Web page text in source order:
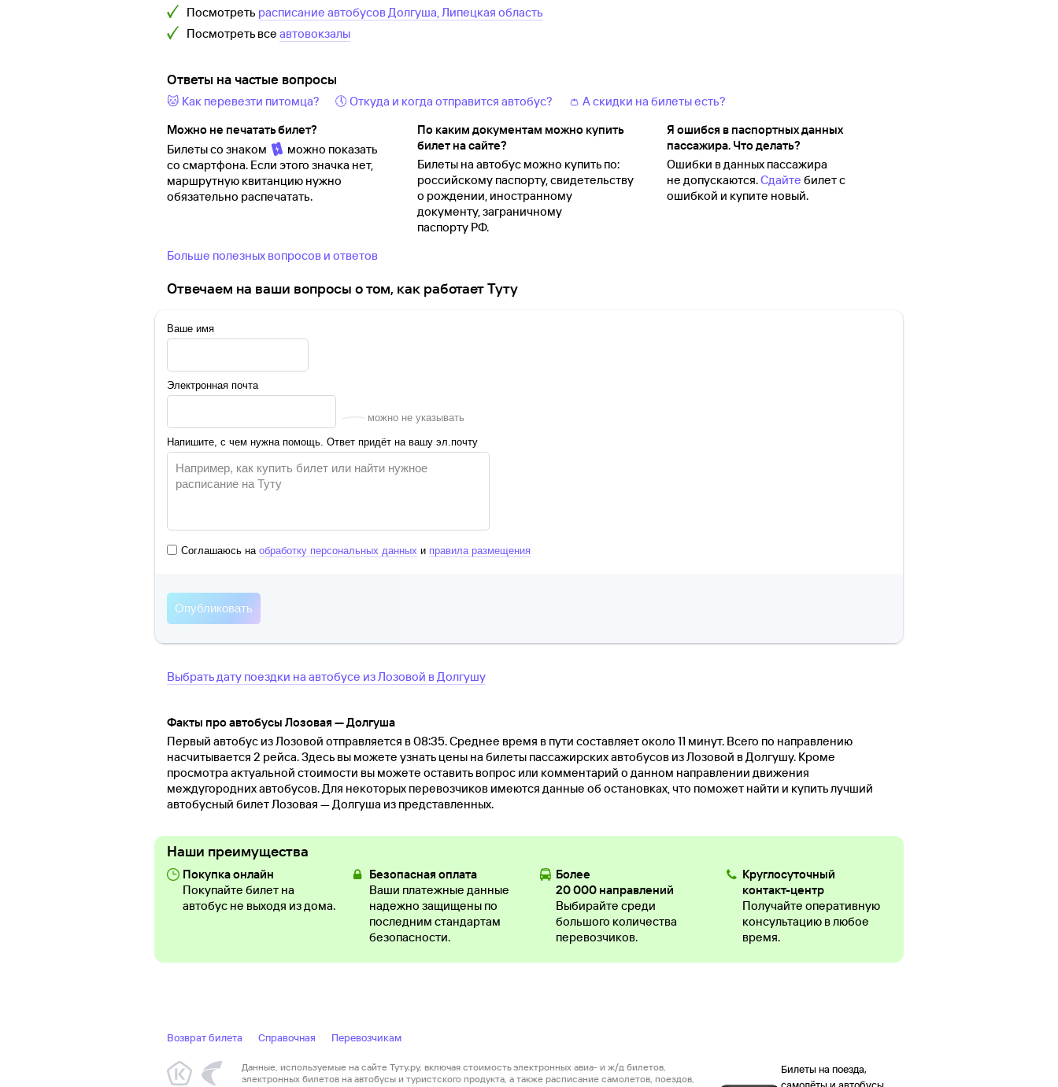
Посмотреть расписание автобусовДолгуша, Липецкая область
Посмотреть все автовокзалы
Ответы на частые вопросы
🐱 Как перевезти питомца? 🕔 Откуда и когда отправится автобус?
👛 А скидки на билеты есть?
Можно не печатать билет?
Билеты со знаком
можно показать
со смартфона. Если этого значка нет,
маршрутную квитанцию нужно
обязательно распечатать.
По каким документам можно купить
билет на сайте?
Билеты на автобус можно купить по:
российскому паспорту, свидетельству
о рождении, иностранному
документу, заграничному
паспорту РФ.
Я ошибся в паспортных данных
пассажира. Что делать?
Ошибки в данных пассажира
не допускаются.Сдайте билет с
ошибкой и купите новый.
Больше полезных вопросов и ответов
Отвечаем на ваши вопросы о том, как работает Туту
Ваше имя
Электронная почта
можно не указывать
Напишите, с чем нужна помощь. Ответ придёт на вашу эл.почту
Соглашаюсь на обработку персональных данных и правила размещения
Выбрать дату поездки на автобусе изЛозовой вДолгушу
Факты про автобусы Лозовая — Долгуша
Первый автобус из Лозовой отправляется в 08:35. Среднее время в пути составляет около 11 минут. Всего по направлению
насчитывается 2 рейса. Здесь вы можете узнать цены на билеты пассажирских автобусов из Лозовой в Долгушу. Кроме
просмотра актуальной стоимости вы можете оставить вопрос или комментарий о данном направлении движения
междугородних автобусов. Для некоторых перевозчиков имеются данные об остановках, что поможет найти и купить лучший
автобусный билет Лозовая — Долгуша из представленных.
Наши преимущества
Покупка онлайн
Покупайте билет на
автобус не выходя из дома.
Безопасная оплата
Ваши платежные данные
надежно защищены по
последним стандартам
безопасности.
Более
20 000 направлений
Выбирайте среди
большого количества
перевозчиков.
Круглосуточный
контакт-центр
Получайте оперативную
консультацию в любое
время.
Возврат билета Справочная Перевозчикам
Билеты на поезда,
Данные, используемые на сайте Туту.ру, включая стоимость электронных авиа- и ж/д билетов,
электронных билетов на автобусы и туристского продукта, а также расписание самолетов, поездов,